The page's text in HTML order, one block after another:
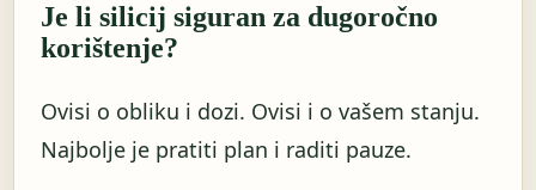
Je li silicij siguran za dugoročno
korištenje?
Ovisi o obliku i dozi. Ovisi i o vašem stanju.
Najbolje je pratiti plan i raditi pauze.